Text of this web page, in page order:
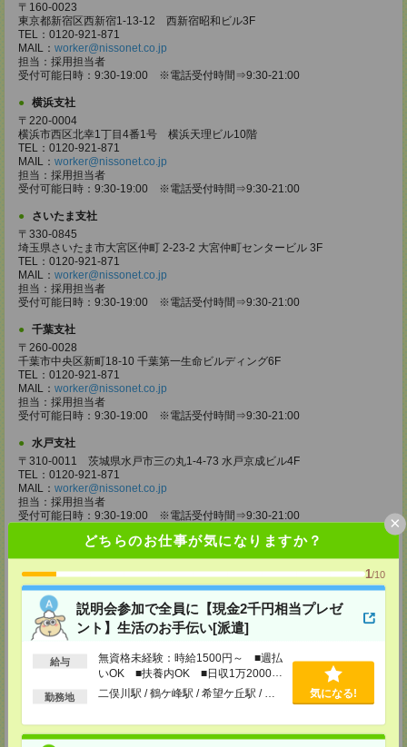
どちらのお仕事が気になりますか？
1/10
説明会参加で全員に【現金2千円相当プレゼ
ント】生活のお手伝い[派遣]
給与
無資格未経験：時給1500円～ ■週払
いOK ■扶養内OK ■日収1万2000円
以上
勤務地 二俣川駅 / 鶴ケ峰駅 / 希望ケ丘駅 / … 気になる!
×
〒160-0023
東京都新宿区西新宿1-13-12 西新宿昭和ビル3F
TEL：0120-921-871
MAIL： worker@nissonet.co.jp
担当：採用担当者
受付可能日時：9:30-19:00 ※電話受付時間⇒9:30-21:00
横浜支社
〒220-0004
横浜市西区北幸1丁目4番1号 横浜天理ビル10階
TEL：0120-921-871
MAIL： worker@nissonet.co.jp
担当：採用担当者
受付可能日時：9:30-19:00 ※電話受付時間⇒9:30-21:00
さいたま支社
〒330-0845
埼玉県さいたま市大宮区仲町 2-23-2 大宮仲町センタービル 3F
TEL：0120-921-871
MAIL： worker@nissonet.co.jp
担当：採用担当者
受付可能日時：9:30-19:00 ※電話受付時間⇒9:30-21:00
千葉支社
〒260-0028
千葉市中央区新町18-10 千葉第一生命ビルディング6F
TEL：0120-921-871
MAIL： worker@nissonet.co.jp
担当：採用担当者
受付可能日時：9:30-19:00 ※電話受付時間⇒9:30-21:00
水戸支社
〒310-0011 茨城県水戸市三の丸1-4-73 水戸京成ビル4F
TEL：0120-921-871
MAIL： worker@nissonet.co.jp
担当：採用担当者
受付可能日時：9:30-19:00 ※電話受付時間⇒9:30-21:00
宇都宮支社
〒320-0811 栃木県宇都宮市大通り1-2-11 フコク生命ビル4F
TEL：0120-921-871
MAIL：worker@nissonet.co.jp
担当：採用担当者
受付可能日時：9:30-19:00 ※電話受付時間⇒9:30-21:00
高崎支社
埼玉県さいたま市大宮区仲町2-23-2 大宮仲町センタービル3F（さいたま
TEL：0120-921-871
MAIL：worker@nissonet.co.jp
受付可能日時：9:30-19:00 ※電話受付時間⇒9:30-21:00